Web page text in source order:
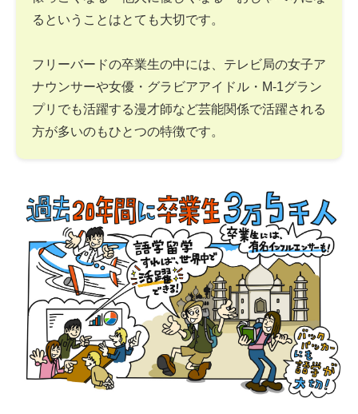
るということはとても大切です。
フリーバードの卒業生の中には、テレビ局の女子ア
ナウンサーや女優・グラビアアイドル・M-1グラン
プリでも活躍する漫才師など芸能関係で活躍される
方が多いのもひとつの特徴です。